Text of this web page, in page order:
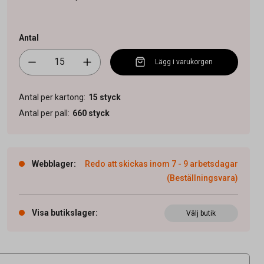
Antal
Lägg i varukorgen
Antal per kartong: 15 styck
Antal per pall : 660 styck
Webblager:
Redo att skickas inom 7 - 9 arbetsdagar
(Beställningsvara)
Visa butikslager: Välj butik